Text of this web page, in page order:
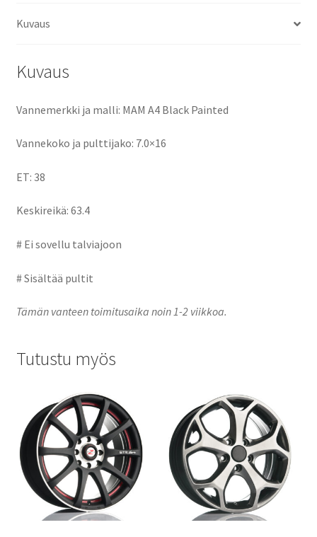
o
Kuvaus
Kuvaus
Vannemerkki ja malli: MAM A4 Black Painted
Vannekoko ja pulttijako: 7.0×16
ET: 38
Keskireikä: 63.4
# Ei sovellu talviajoon
# Sisältää pultit
Tämän vanteen toimitusaika noin 1-2 viikkoa.
Tutustu myös